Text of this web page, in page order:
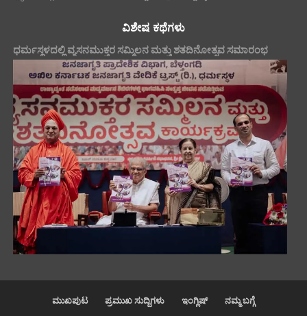
ವಿಶೇಷ ಕಥೆಗಳು
ಧರ್ಮಸ್ಥಳದಲ್ಲಿ ವ್ಯಸನಮುಕ್ತರ ಸಮ್ಮಿಲನ ಮತ್ತು ಶತದಿನೋತ್ಸವ ಸಮಾರಂಭ
ಮುಖಪುಟ ಪ್ರಮುಖ ಸುದ್ದಿಗಳು ಇಂಗ್ಲಿಷ್ ನಮ್ಮ ಬಗ್ಗೆ